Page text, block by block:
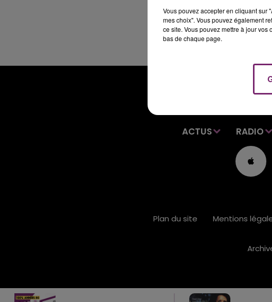
ACTUS RADIO
Plan du site Mentions
Vous pouvez accepter en cliquant sur
mes choix". Vous pouvez également
ce site. Vous pouvez mettre à jour
bas de chaque page.